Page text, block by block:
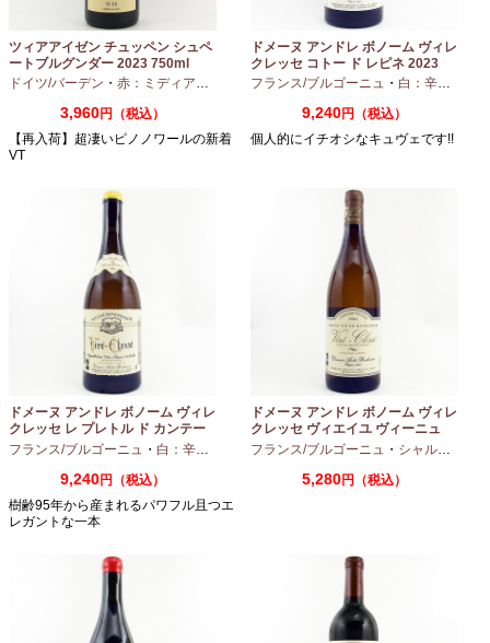
ツィアアイゼン チュッペン シュペ
ートブルグンダー 2023 750ml
ドイツ/バーデン ・ 赤：ミディアムボディ ・ピノノワール
3,960円（税込）
【再入荷】超凄いピノノワールの新着
VT
ドメーヌ アンドレ ボノーム ヴィレ
クレッセ コトー ド レピネ 2023
750ml
フランス/ブルゴーニュ ・ 白：辛口
9,240円（税込）
個人的にイチオシなキュヴェです!!
ドメーヌ アンドレ ボノーム ヴィレ
クレッセ レ プレトル ド カンテー
ヌ 2023 750ml
フランス/ブルゴーニュ ・ 白：辛口 シャルドネ
9,240円（税込）
樹齢95年から産まれるパワフル且つエ
レガントな一本
ドメーヌ アンドレ ボノーム ヴィレ
クレッセ ヴィエイユ ヴィーニュ
2024 750ml
フランス/ブルゴーニュ ・ シャルドネ
5,280円（税込）